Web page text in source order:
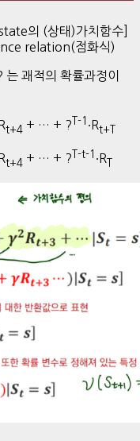
의 (상태)가치함수]
relation(점화식)
괘적의 확률과정이
t+4 + … + ? T-1 ∙Rt+T
t+4 + … + ? T-t-1 ∙R